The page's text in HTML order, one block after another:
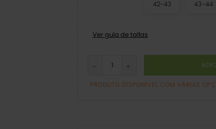
42-43 43-44
Ver guía de tallas
PRODUTO DISPONÍVEL COM VÁRIAS